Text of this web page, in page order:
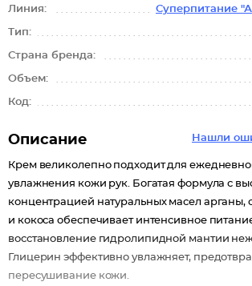
Линия: Суперпитание
Тип:
Страна бренда:
Объем:
Код:
Нашли
Описание
Крем великолепно подходит для
увлажнения кожи рук. Богатая формула с
концентрацией натуральных масел арганы,
и кокоса обеспечивает интенсивное
восстановление гидролипидной мантии
Глицерин эффективно увлажняет,
пересушивание кожи.